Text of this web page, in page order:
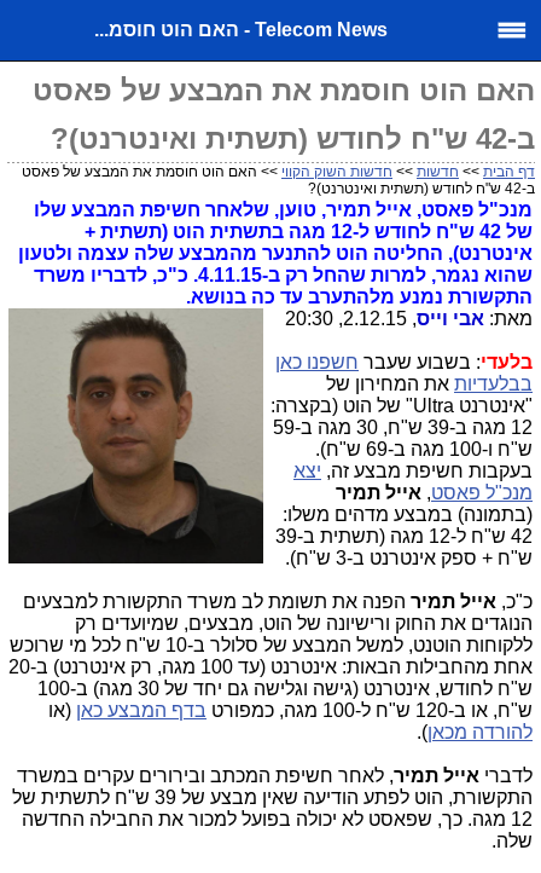
Telecom News - האם הוט חוסמ...
האם הוט חוסמת את המבצע של פאסט
ב-42 ש"ח לחודש (תשתית ואינטרנט)?
דף הבית >> חדשות >> חדשות השוק הקווי >> האם הוט חוסמת את המבצע של פאסט
ב-42 ש"ח לחודש (תשתית ואינטרנט)?
מנכ"ל פאסט, אייל תמיר, טוען, שלאחר חשיפת המבצע שלו
של 42 ש"ח לחודש ל-12 מגה בתשתית הוט (תשתית +
אינטרנט), החליטה הוט להתנער מהמבצע שלה עצמה ולטעון
שהוא נגמר, למרות שהחל רק ב-4.11.15. כ"כ, לדבריו משרד
התקשורת נמנע מלהתערב עד כה בנושא.
מאת: אבי וייס, 2.12.15, 20:30
בלעדי: בשבוע שעבר חשפנו כאן
בבלעדיות את המחירון של
"אינטרנט Ultra" של הוט (בקצרה:
12 מגה ב-39 ש"ח, 30 מגה ב-59
ש"ח ו-100 מגה ב-69 ש"ח).
בעקבות חשיפת מבצע זה, יצא
מנכ"ל פאסט, אייל תמיר
(בתמונה) במבצע מדהים משלו:
42 ש"ח ל-12 מגה (תשתית ב-39
ש"ח + ספק אינטרנט ב-3 ש"ח).
כ"כ, אייל תמיר הפנה את תשומת לב משרד התקשורת למבצעים
הנוגדים את החוק ורישיונה של הוט, מבצעים, שמיועדים רק
ללקוחות הוטנט, למשל המבצע של סלולר ב-10 ש"ח לכל מי שרוכש
אחת מהחבילות הבאות: אינטרנט (עד 100 מגה, רק אינטרנט) ב-20
ש"ח לחודש, אינטרנט (גישה וגלישה גם יחד של 30 מגה) ב-100
ש"ח, או ב-120 ש"ח ל-100 מגה, כמפורט
בדף המבצע כאן (או
להורדה מכאן).
לדברי אייל תמיר, לאחר חשיפת המכתב ובירורים עקרים במשרד
התקשורת, הוט לפתע הודיעה שאין מבצע של 39 ש"ח לתשתית של
12 מגה. כך, שפאסט לא יכולה בפועל למכור את החבילה החדשה
שלה.